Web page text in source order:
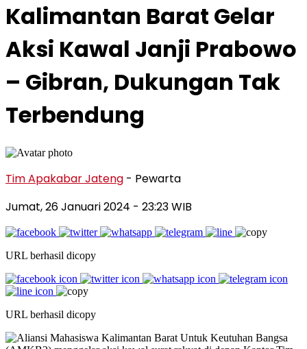
Kalimantan Barat Gelar
Aksi Kawal Janji Prabowo
– Gibran, Dukungan Tak
Terbendung
Tim Apakabar Jateng - Pewarta
Jumat, 26 Januari 2024 - 23:23 WIB
URL berhasil dicopy
URL berhasil dicopy